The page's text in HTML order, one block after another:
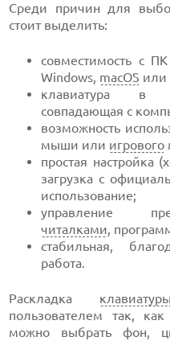
Среди причин для
стоит выделить:
совместимость с
Windows, macOS или
клавиатура в
совпадающая с
возможность
мыши или игрового
простая настройка
загрузка с
использование;
управление
читалками,
стабильная,
работа.
Раскладка клавиатуры
пользователем так,
можно выбрать фон,